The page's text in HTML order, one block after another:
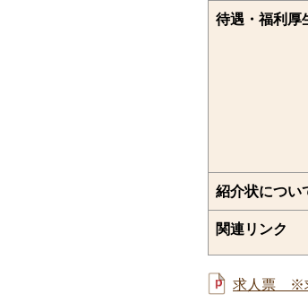
待遇・福利厚
紹介状につい
関連リンク
求人票 ※